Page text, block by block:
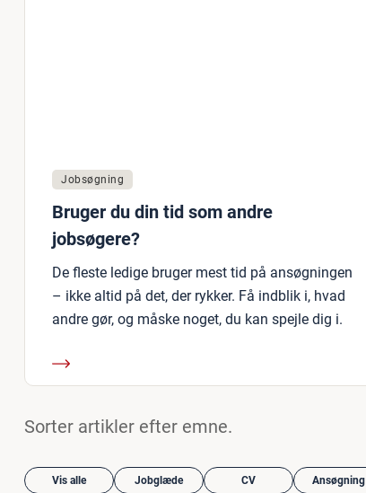
Jobsøgning
Bruger du din tid som andre
jobsøgere?
De fleste ledige bruger mest tid på ansøgningen
– ikke altid på det, der rykker. Få indblik i, hvad
andre gør, og måske noget, du kan spejle dig i.
Sorter artikler efter emne.
Vis alle Jobglæde CV Ansøgning